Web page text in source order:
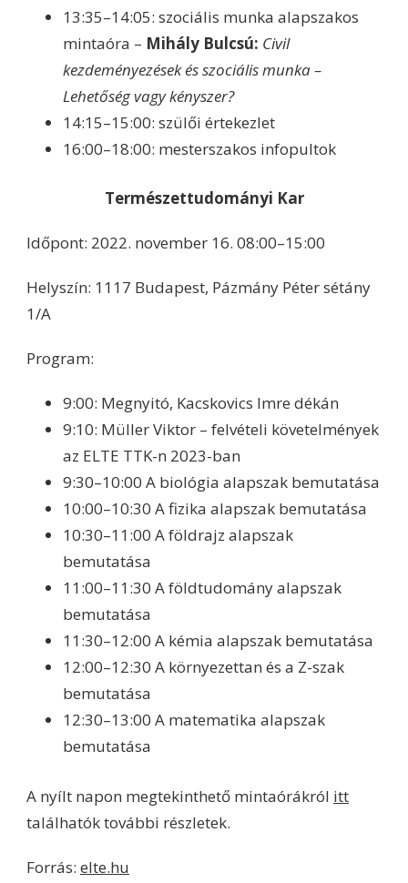
13:35–14:05: szociális munka alapszakos
mintaóra – Mihály Bulcsú: Civil
kezdeményezések és szociális munka–
Lehetőség vagy kényszer?
14:15–15:00: szülői értekezlet
16:00–18:00: mesterszakos infopultok
Természettudományi Kar
Időpont: 2022. november 16. 08:00–15:00
Helyszín: 1117 Budapest, Pázmány Péter sétány
1/A
Program:
9:00: Megnyitó, Kacskovics Imre dékán
9:10: Müller Viktor – felvételi követelmények
az ELTE TTK-n 2023-ban
9:30–10:00 A biológia alapszak bemutatása
10:00–10:30 A fizika alapszak bemutatása
10:30–11:00 A földrajz alapszak
bemutatása
11:00–11:30 A földtudomány alapszak
bemutatása
11:30–12:00 A kémia alapszak bemutatása
12:00–12:30 A környezettan és a Z-szak
bemutatása
12:30–13:00 A matematika alapszak
bemutatása
A nyílt napon megtekinthető mintaórákról itt
találhatók további részletek.
Forrás: elte.hu